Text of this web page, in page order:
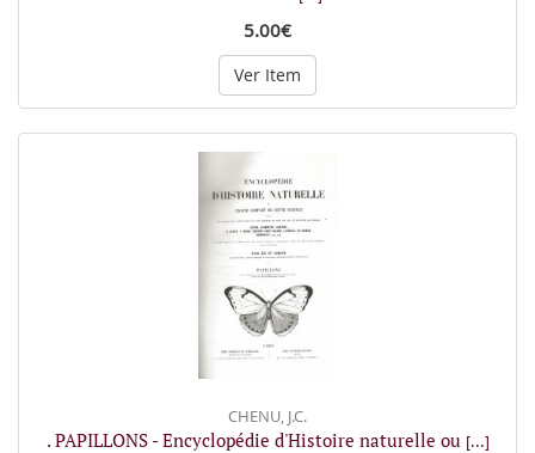
5.00€
Ver Item
CHENU, J.C.
. PAPILLONS - Encyclopédie d'Histoire naturelle ou [...]